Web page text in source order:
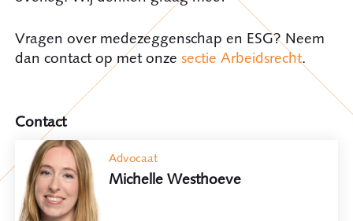
Vragen over medezeggenschap en ESG? Neem
dan contact op met onze sectie Arbeidsrecht.
Contact
Advocaat
Michelle Westhoeve